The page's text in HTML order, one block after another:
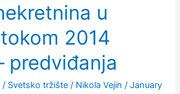
u
2014
predviđanja
/ Svetsko tržište / Nikola Vejin/January